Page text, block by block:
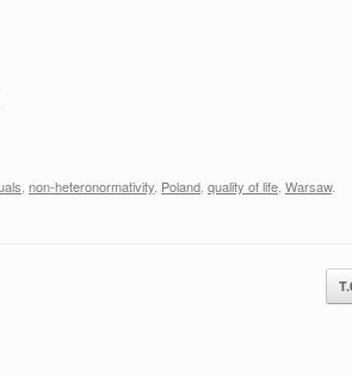
non-heteronormativity Poland quality of life Warsaw.